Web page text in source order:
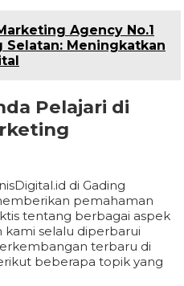
Agency No.1
Meningkatkan
Pelajari di
di Gading
pemahaman
tentang berbagai aspek
selalu diperbarui
terbaru di
beberapa topik yang